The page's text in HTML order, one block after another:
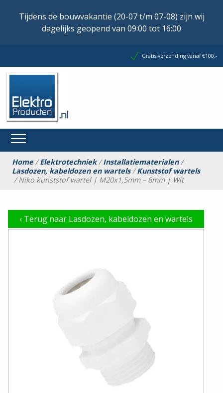
Tijdens de bouwvakantie (20-07 t/m 07-08) zijn wij
dagelijks geopend van 09:00 tot 16:00
Gratis verzending vanaf €100,-
Home/Elektrotechniek/Installatiematerialen/
Lasdozen, kabeldozen en wartels/Kunststof wartels
/ Niko kunststof wartel | M20x1,5mm – 8mm | Wit
‹ Terug naar Lasdozen, kabeldozen en wartels